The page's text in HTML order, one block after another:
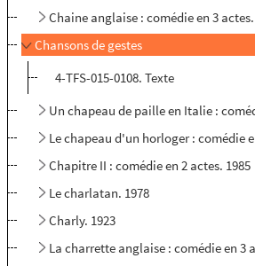
Chaine anglaise : comédie en 3
Chansons de gestes
4-TFS-015-0108. Texte
Un chapeau de paille en Italie :
Le chapeau d'un horloger : comédie
Chapitre II : comédie en 2 actes. 1985
Le charlatan. 1978
Charly. 1923
La charrette anglaise : comédie en 3